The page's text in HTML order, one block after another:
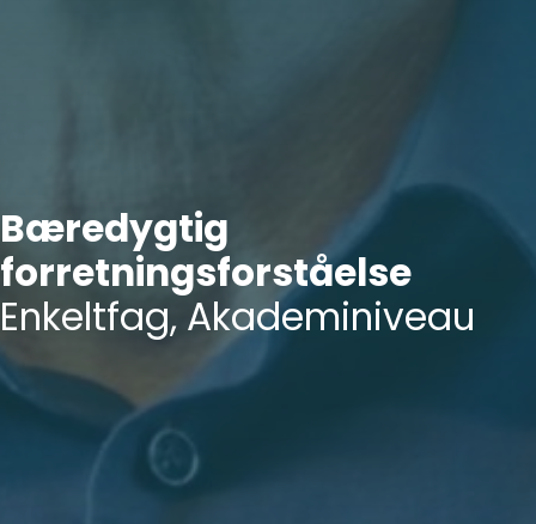
Bæredygtig
forretningsforståelse
Enkeltfag, Akademiniveau